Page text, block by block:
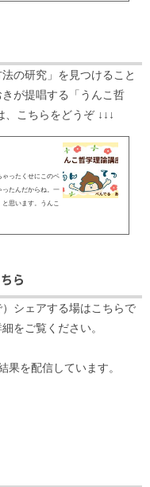
の研究」を見つけること
が提唱する「うんこ哲
こちらをどうぞ ↓↓↓
ゃったくせにこのペ
ったんだからね。一
思います。うんこ
ら
シェアする場はこちらで
をご覧ください。
果を配信しています。